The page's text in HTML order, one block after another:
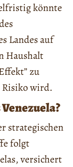
könnte
Landes auf
Haushalt
zu
Risiko wird.
strategischen
folgt
versichert